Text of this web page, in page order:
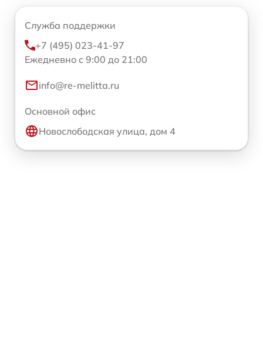
Служба поддержки
+7 (495) 023-41-97
Ежедневно с 9:00 до 21:00
info@re-melitta.ru
Основной офис
Новослободская улица, дом 4